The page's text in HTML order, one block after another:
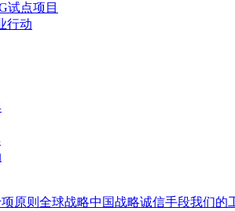
试点项目
行动
原则 全球战略中国战略诚信手段我们的